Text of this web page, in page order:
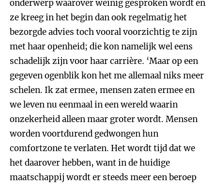
onderwerp waarover weinig gesproken wordt en
ze kreeg in het begin dan ook regelmatig het
bezorgde advies toch vooral voorzichtig te zijn
met haar openheid; die kon namelijk wel eens
schadelijk zijn voor haar carrière. ‘Maar op een
gegeven ogenblik kon het me allemaal niks meer
schelen. Ik zat ermee, mensen zaten ermee en
we leven nu eenmaal in een wereld waarin
onzekerheid alleen maar groter wordt. Mensen
worden voortdurend gedwongen hun
comfortzone te verlaten. Het wordt tijd dat we
het daarover hebben, want in de huidige
maatschappij wordt er steeds meer een beroep